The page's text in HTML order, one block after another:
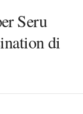
Seru
di